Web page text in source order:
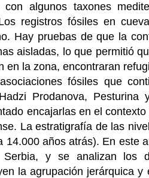
algunos taxones
registros fósiles en
Hay pruebas de que la
aisladas, lo que permitió
en la zona, encontraran
fósiles que
Prodanova,
encajarlas en el
La estratigrafía de las
14.000 años atrás). En este
Serbia, y se analizan los
la agrupación jerárquica